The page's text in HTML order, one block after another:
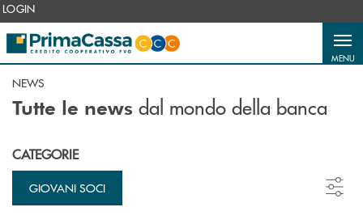
Salta al contenuto principale
LOGIN
MENU
NEWS
Tutte le news dal mondo della banca
CATEGORIE
GIOVANI SOCI